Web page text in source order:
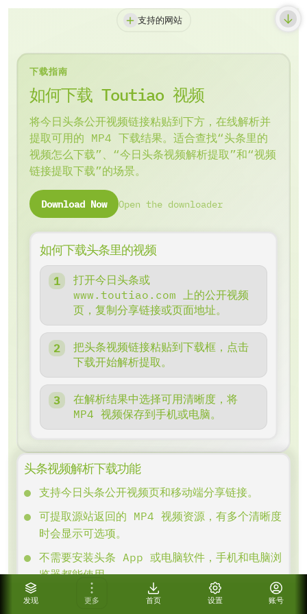
发现 更多 首页 设置 账号
支持的网站
下载指南
如何下载 Toutiao 视频
将今日头条公开视频链接粘贴到下方，在线解析并
提取可用的 MP4 下载结果。适合查找“头条里的
视频怎么下载”、“今日头条视频解析提取”和“视频
链接提取下载”的场景。
Download Now Open the downloader
如何下载头条里的视频
打开今日头条或
www.toutiao.com 上的公开视频
页，复制分享链接或页面地址。
把头条视频链接粘贴到下载框，点击
下载开始解析提取。
在解析结果中选择可用清晰度，将
MP4 视频保存到手机或电脑。
头条视频解析下载功能
支持今日头条公开视频页和移动端分享链接。
可提取源站返回的 MP4 视频资源，有多个清晰度
时会显示可选项。
不需要安装头条 App 或电脑软件，手机和电脑浏
览器都能使用。
适合单个视频保存、视频链接提取和本地素材备